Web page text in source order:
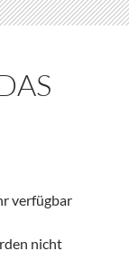
verfügbar
nicht